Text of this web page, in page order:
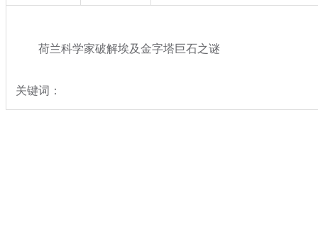
荷兰科学家破解埃及金字塔巨石之谜
关键词：